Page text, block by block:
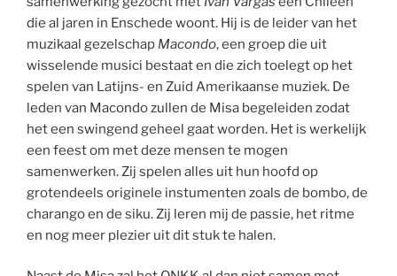
die al jaren in Enschede woont. Hij is de leider van het
muzikaal gezelschap Macondo, een groep die uit
wisselende musici bestaat en die zich toelegt op het
spelen van Latijns- en Zuid Amerikaanse muziek. De
leden van Macondo zullen de Misa begeleiden zodat
het een swingend geheel gaat worden. Het is werkelijk
een feest om met deze mensen te mogen
samenwerken. Zij spelen alles uit hun hoofd op
grotendeels originele instumenten zoals de bombo, de
charango en de siku. Zij leren mij de passie, het ritme
en nog meer plezier uit dit stuk te halen.